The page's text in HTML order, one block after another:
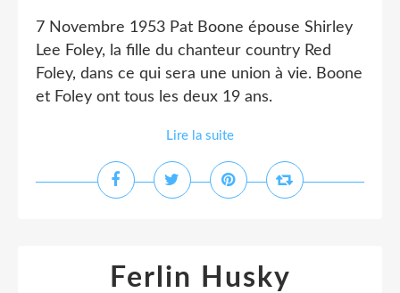
7 Novembre 1953 Pat Boone épouse Shirley
Lee Foley, la fille du chanteur country Red
Foley, dans ce qui sera une union à vie. Boone
et Foley ont tous les deux 19 ans.
Lire la suite
Ferlin Husky